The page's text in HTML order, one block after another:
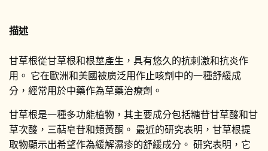
描述
甘草根從甘草根和根莖產生，具有悠久的抗刺激和抗炎作
用。 它在歐洲和美國被廣泛用作止咳劑中的一種舒緩成
分，經常用於中藥作為草藥治療劑。
甘草根是一種多功能植物，其主要成分包括糖苷甘草酸和甘
草次酸，三萜皂苷和類黃酮。 最近的研究表明，甘草根提
取物顯示出希望作為緩解濕疹的舒緩成分。 研究表明，它